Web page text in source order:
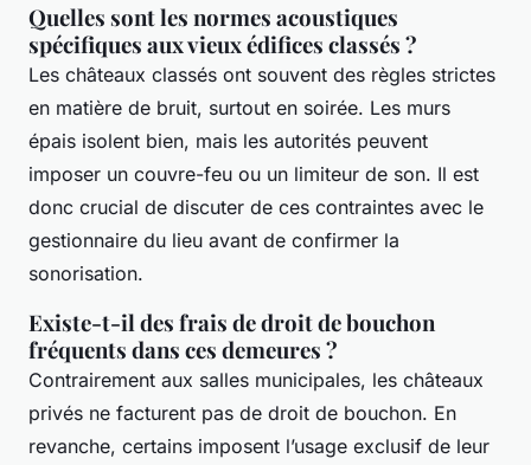
Quelles sont les normes acoustiques
spécifiques aux vieux édifices classés ?
Les châteaux classés ont souvent des règles strictes
en matière de bruit, surtout en soirée. Les murs
épais isolent bien, mais les autorités peuvent
imposer un couvre-feu ou un limiteur de son. Il est
donc crucial de discuter de ces contraintes avec le
gestionnaire du lieu avant de confirmer la
sonorisation.
Existe-t-il des frais de droit de bouchon
fréquents dans ces demeures ?
Contrairement aux salles municipales, les châteaux
privés ne facturent pas de droit de bouchon. En
revanche, certains imposent l’usage exclusif de leur